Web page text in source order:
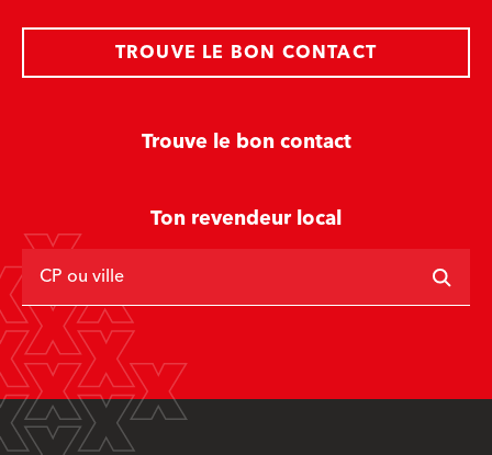
Trouve le bon contact
TROUVE LE BON CONTACT
Ton revendeur local
CP ou ville